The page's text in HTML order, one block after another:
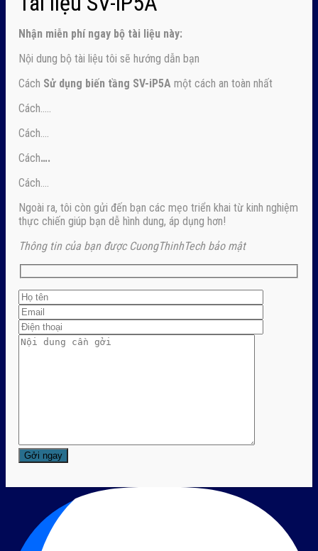
Nhận miễn phí ngay bộ tài liệu này:
Nội dung bộ tài liệu tôi sẽ hướng dẫn bạn
Cách Sử dụng biến tầng SV-iP5A một cách an toàn nhất
Cách…..
Cách….
Cách….
Cách….
Ngoài ra, tôi còn gửi đến bạn các mẹo triển khai từ kinh nghiệm
thực chiến giúp bạn dễ hình dung, áp dụng hơn!
Thông tin của bạn được CuongThinhTech bảo mật